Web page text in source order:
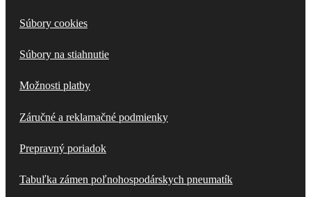
Súbory cookies
Súbory na stiahnutie
Možnosti platby
Záručné a reklamačné podmienky
Prepravný poriadok
Tabuľka zámen poľnohospodárskych pneumatík